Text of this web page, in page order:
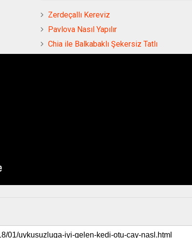
Zerdeçallı Kereviz
Pavlova Nasıl Yapılır
Chia ile Balkabaklı Şekersiz Tatlı